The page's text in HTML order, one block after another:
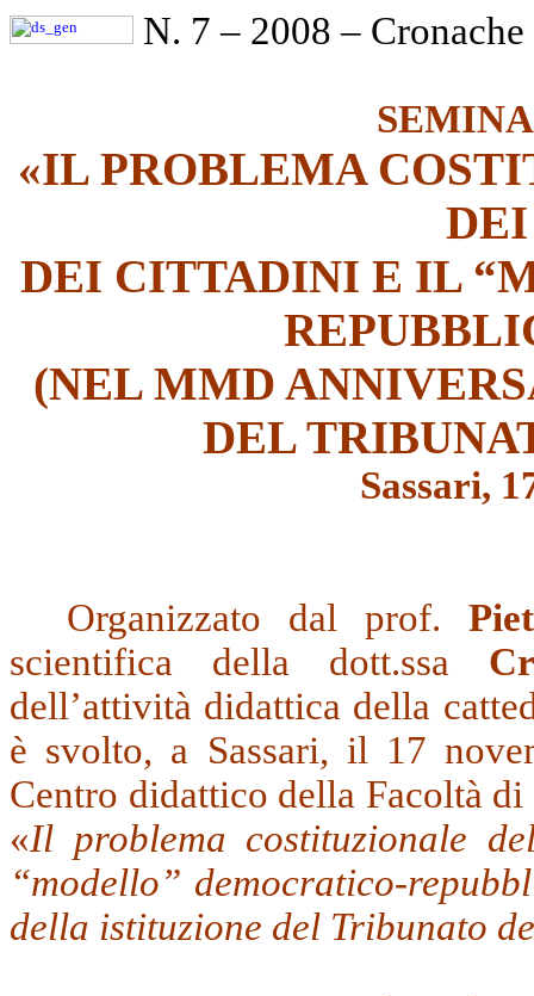
N. 7 – 2008 – Cronache
«IL PROBLEMA
DEI CITTADINI E IL
(NEL MMD
DEL
Sassari,
Organizzato dal prof.
scientifica della dott.ssa
dell’attività didattica della
è svolto, a Sassari, il 17
Centro didattico della Facoltà
«Il problema costituzionale
“modello” democratico-
della istituzione del Tribunato